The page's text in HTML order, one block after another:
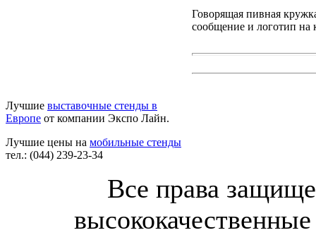
Лучшие выставочные стенды в
Европе от компании Экспо Лайн.
Лучшие цены на мобильные стенды
тел.: (044) 239-23-34
Говорящая пивная
сообщение и логотип на
Все права